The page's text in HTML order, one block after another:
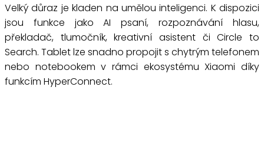
Velký důraz je kladen na umělou inteligenci. K dispozici
jsou funkce jako AI psaní, rozpoznávání hlasu,
překladač, tlumočník, kreativní asistent či Circle to
Search. Tablet lze snadno propojit s chytrým telefonem
nebo notebookem v rámci ekosystému Xiaomi díky
funkcím HyperConnect.